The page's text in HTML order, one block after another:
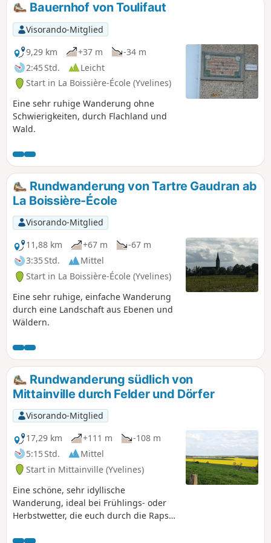
Bauernhof von Toulifaut
Visorando-Mitglied
9,29 km
+37 m
-34 m
2:45 Std.
Leicht
Start in La Boissière-École (Yvelines)
Eine sehr ruhige Wanderung ohne
Schwierigkeiten, durch Flachland und
Wald.
Rundwanderung von Tartre Gaudran ab
La Boissière-École
Visorando-Mitglied
11,88 km
+67 m
-67 m
3:35 Std.
Mittel
Start in La Boissière-École (Yvelines)
Eine sehr ruhige, einfache Wanderung
durch eine Landschaft aus Ebenen und
Wäldern.
Rundwanderung südlich von
Mittainville durch Felder und Dörfer
Visorando-Mitglied
17,29 km
+111 m
-108 m
5:15 Std.
Mittel
Start in Mittainville (Yvelines)
Eine schöne, sehr idyllische
Wanderung, ideal bei Frühlings- oder
Herbstwetter, die euch durch die Raps-
weiter nach Saint-Lucien und dann bis